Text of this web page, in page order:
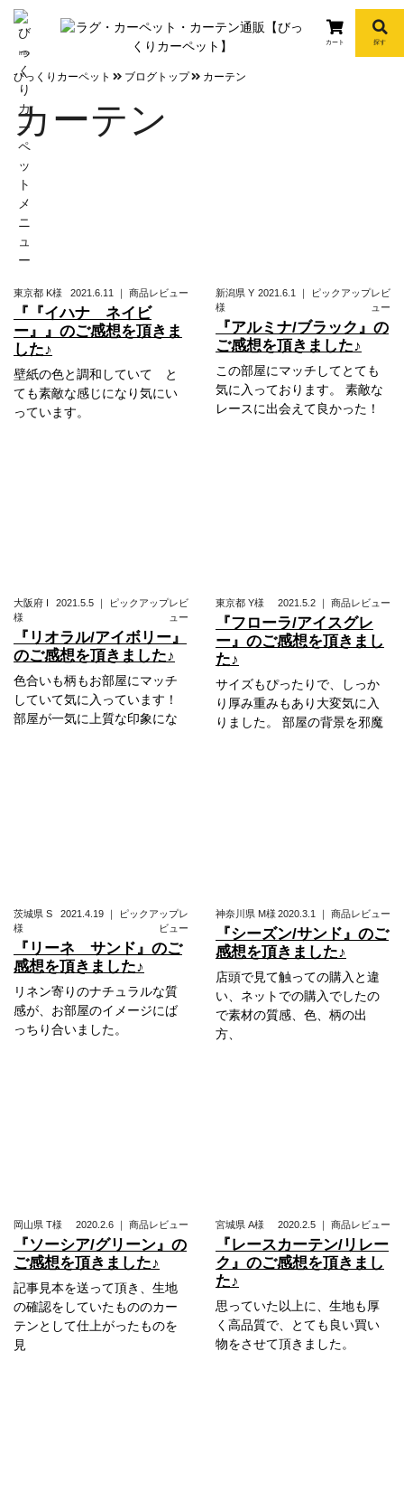
info
カート 探す
びっくりカーペット ブログトップ カーテン
カーテン
東京都 K様 2021.6.11 ｜ 商品レビュー
『『イハナ ネイビ
ー』』のご感想を頂きま
した♪
壁紙の色と調和していて と
ても素敵な感じになり気にい
っています。
新潟県 Y
様
2021.6.1 ｜
ピックアップレビ
ュー
『アルミナ/ブラック』の
ご感想を頂きました♪
この部屋にマッチしてとても
気に入っております。 素敵な
レースに出会えて良かった！
大阪府 I
様
2021.5.5 ｜
ピックアップレビ
ュー
『リオラル/アイボリー』
のご感想を頂きました♪
色合いも柄もお部屋にマッチ
していて気に入っています！
部屋が一気に上質な印象にな
東京都 Y様 2021.5.2 ｜ 商品レビュー
『フローラ/アイスグレ
ー』のご感想を頂きまし
た♪
サイズもぴったりで、しっか
り厚み重みもあり大変気に入
りました。 部屋の背景を邪魔
茨城県 S
様
2021.4.19 ｜
ピックアップレ
ビュー
『リーネ サンド』のご
感想を頂きました♪
リネン寄りのナチュラルな質
感が、お部屋のイメージにば
っちり合いました。
神奈川県 M様2020.3.1 ｜ 商品レビュー
『シーズン/サンド』のご
感想を頂きました♪
店頭で見て触っての購入と違
い、ネットでの購入でしたの
で素材の質感、色、柄の出
方、
岡山県 T様 2020.2.6 ｜ 商品レビュー
『ソーシア/グリーン』の
ご感想を頂きました♪
記事見本を送って頂き、生地
の確認をしていたもののカー
テンとして仕上がったものを
見
宮城県 A様 2020.2.5 ｜ 商品レビュー
『レースカーテン/リレー
ク』のご感想を頂きまし
た♪
思っていた以上に、生地も厚
く高品質で、とても良い買い
物をさせて頂きました。